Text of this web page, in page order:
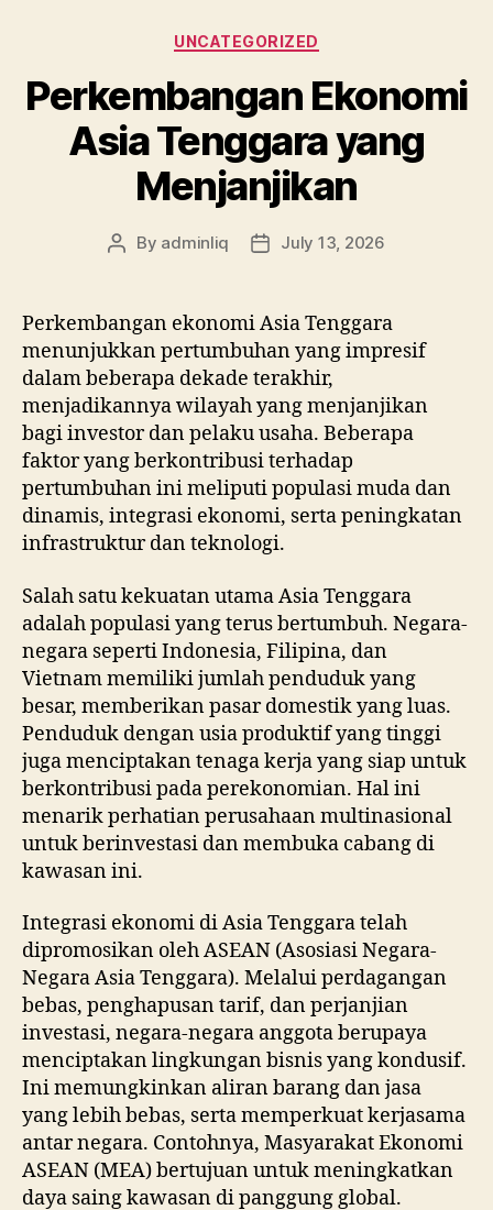
Categories
UNCATEGORIZED
Perkembangan Ekonomi
Asia Tenggara yang
Menjanjikan
Post
By adminliq
PostJuly 13, 2026
Perkembangan ekonomi Asia Tenggara
menunjukkan pertumbuhan yang impresif
dalam beberapa dekade terakhir,
menjadikannya wilayah yang menjanjikan
bagi investor dan pelaku usaha. Beberapa
faktor yang berkontribusi terhadap
pertumbuhan ini meliputi populasi muda dan
dinamis, integrasi ekonomi, serta peningkatan
infrastruktur dan teknologi.
Salah satu kekuatan utama Asia Tenggara
adalah populasi yang terus bertumbuh. Negara-
negara seperti Indonesia, Filipina, dan
Vietnam memiliki jumlah penduduk yang
besar, memberikan pasar domestik yang luas.
Penduduk dengan usia produktif yang tinggi
juga menciptakan tenaga kerja yang siap untuk
berkontribusi pada perekonomian. Hal ini
menarik perhatian perusahaan multinasional
untuk berinvestasi dan membuka cabang di
kawasan ini.
Integrasi ekonomi di Asia Tenggara telah
dipromosikan oleh ASEAN (Asosiasi Negara-
Negara Asia Tenggara). Melalui perdagangan
bebas, penghapusan tarif, dan perjanjian
investasi, negara-negara anggota berupaya
menciptakan lingkungan bisnis yang kondusif.
Ini memungkinkan aliran barang dan jasa
yang lebih bebas, serta memperkuat kerjasama
antar negara. Contohnya, Masyarakat Ekonomi
ASEAN (MEA) bertujuan untuk meningkatkan
daya saing kawasan di panggung global.